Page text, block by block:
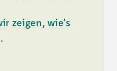
zeigen, wie's